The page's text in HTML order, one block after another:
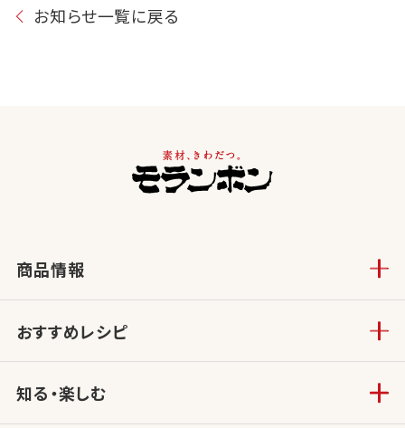
お知らせ一覧に戻る
商品情報
おすすめレシピ
知る・楽しむ